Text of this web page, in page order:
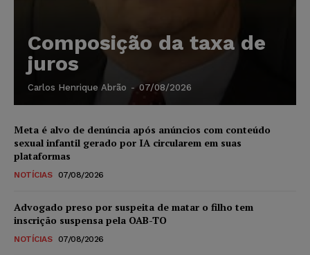
Composição da taxa de
juros
Carlos Henrique Abrão - 07/08/2026
Meta é alvo de denúncia após anúncios com conteúdo
sexual infantil gerado por IA circularem em suas
plataformas
NOTÍCIAS 07/08/2026
Advogado preso por suspeita de matar o filho tem
inscrição suspensa pela OAB-TO
NOTÍCIAS 07/08/2026